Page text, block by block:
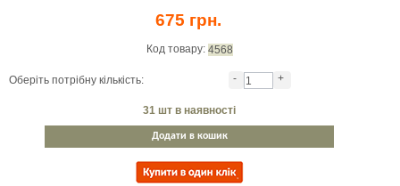
675 грн.
Код товару: 4568
Оберіть потрібну кількість: - +
31 шт в наявності
Додати в кошик